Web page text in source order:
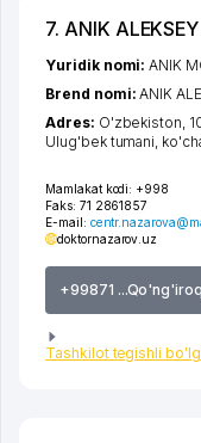
7. ANIK
Mamlakat kodi: +998
Faks: 71 2861857
E-mail:
doktornazarov.uz
+99871
Tashkilot tegishli
Yuridik nomi:ANIK
Brend nomi:ANIK
Adres: O'zbekiston,
Ulug'bek tumani,